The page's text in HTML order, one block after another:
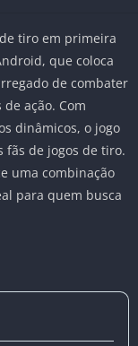
tiro em primeira
que coloca
de combater
ação. Com
dinâmicos, o jogo
fãs de jogos de tiro.
uma combinação
para quem busca